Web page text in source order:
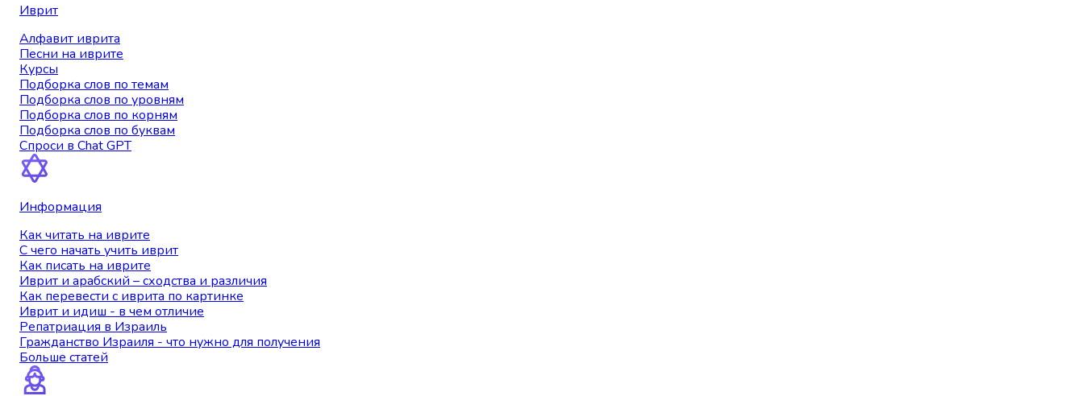
Иврит
Алфавит иврита
Песни на иврите
Курсы
Подборка слов по темам
Подборка слов по уровням
Подборка слов по корням
Подборка слов по буквам
Спроси в Chat GPT
Информация
Как читать на иврите
С чего начать учить иврит
Как писать на иврите
Иврит и арабский – сходства и различия
Как перевести с иврита по картинке
Иврит и идиш - в чем отличие
Репатриация в Израиль
Гражданство Израиля - что нужно для получения
Больше статей